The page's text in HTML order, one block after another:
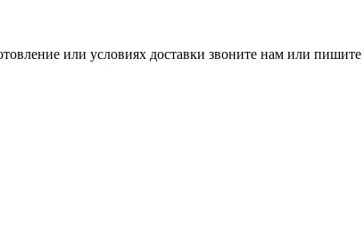
или условиях доставки звоните нам или